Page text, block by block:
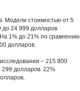
Модели стоимостью от 5
до 24 999 долларов
1% до 21% по сравнению
долларов.
– 215 800
299 долларов. 22%